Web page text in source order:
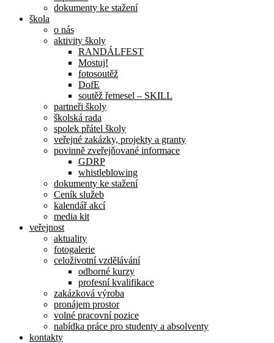
dokumenty ke stažení
škola
o nás
aktivity školy
RANDÁLFEST
Mostuj!
fotosoutěž
DofE
soutěž řemesel – SKILL
partneři školy
školská rada
spolek přátel školy
veřejné zakázky, projekty a granty
povinně zveřejňované informace
GDRP
whistleblowing
dokumenty ke stažení
Ceník služeb
kalendář akcí
media kit
veřejnost
aktuality
fotogalerie
celoživotní vzdělávání
odborné kurzy
profesní kvalifikace
zakázková výroba
pronájem prostor
volné pracovní pozice
nabídka práce pro studenty a absolventy
kontakty